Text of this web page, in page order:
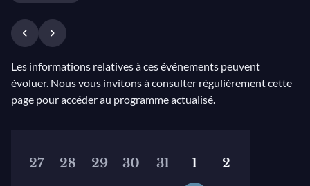
Les informations relatives à ces événements peuvent
évoluer. Nous vous invitons à consulter régulièrement cette
page pour accéder au programme actualisé.
27 28 29 30 31 1 2